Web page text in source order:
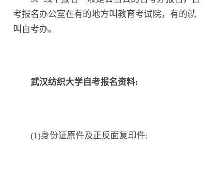
考报名办公室在有的地方叫教育考试院，有的就
叫自考办。
武汉纺织大学自考报名资料:
(1)身份证原件及正反面复印件: